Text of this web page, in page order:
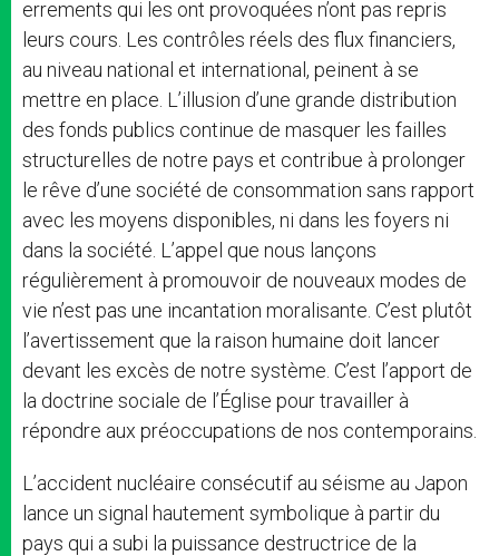
errements qui les ont provoquées n’ont pas repris
leurs cours. Les contrôles réels des flux financiers,
au niveau national et international, peinent à se
mettre en place. L’illusion d’une grande distribution
des fonds publics continue de masquer les failles
structurelles de notre pays et contribue à prolonger
le rêve d’une société de consommation sans rapport
avec les moyens disponibles, ni dans les foyers ni
dans la société. L’appel que nous lançons
régulièrement à promouvoir de nouveaux modes de
vie n’est pas une incantation moralisante. C’est plutôt
l’avertissement que la raison humaine doit lancer
devant les excès de notre système. C’est l’apport de
la doctrine sociale de l’Église pour travailler à
répondre aux préoccupations de nos contemporains.
L’accident nucléaire consécutif au séisme au Japon
lance un signal hautement symbolique à partir du
pays qui a subi la puissance destructrice de la